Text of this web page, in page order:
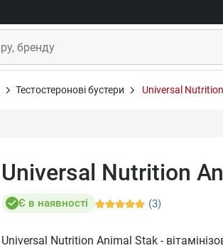
Тестостеронові бустери Universal
Universal Nutrition
Є в наявності (3)
Universal Nutrition Animal Stak -